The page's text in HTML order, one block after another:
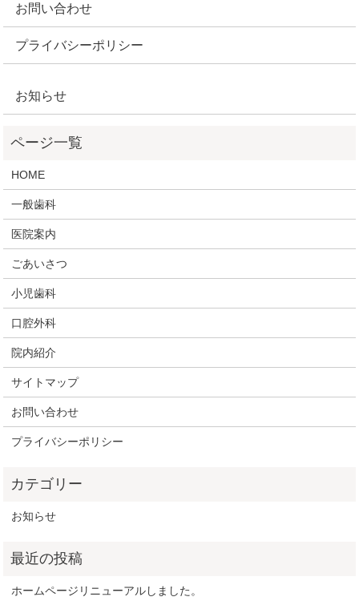
お問い合わせ
プライバシーポリシー
お知らせ
HOME
一般歯科
医院案内
ごあいさつ
小児歯科
口腔外科
院内紹介
サイトマップ
お問い合わせ
プライバシーポリシー
お知らせ
ホームページリニューアルしました。